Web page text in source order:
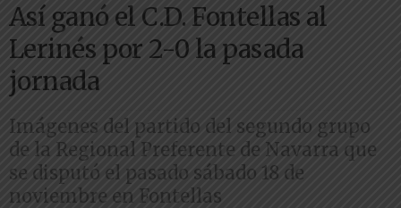
Así ganó el C.D. Fontellas al
Lerinés por 2-0 la pasada
jornada
Imágenes del partido del segundo grupo
de la Regional Preferente de Navarra que
se disputó el pasado sábado 18 de
noviembre en Fontellas